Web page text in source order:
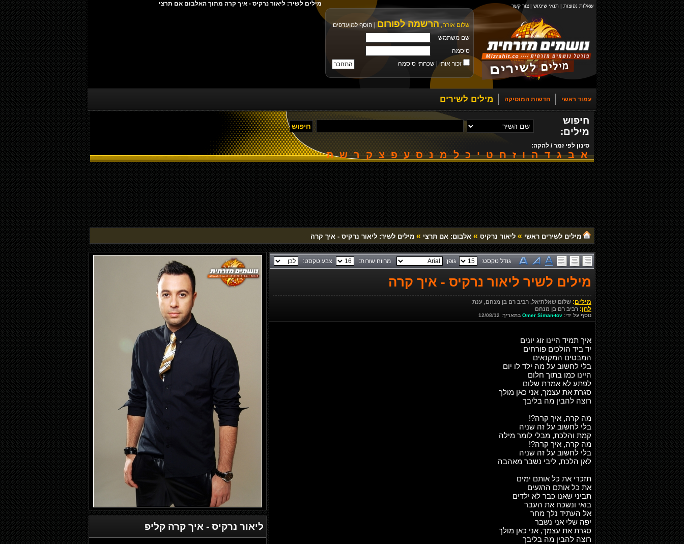
שאלות נפוצות | תנאי שימוש | צור קשר
שלום אורח, הרשמה לפורום
הוסף למועדפים
שם משתמש
סיסמה
זכור אותי |שכחתי סיסמה
מילים לשיר: ליאור נרקיס - איך קרה מתוך האלבום אם תרצי
עמוד ראשי חדשות המוסיקה מילים לשירים
חיפוש
מילים:
סינון לפי זמר / להקה:
א ב ג ד ה ו ז ח ט י כ ל מ נ ס ע פ צ ק ר ש ת
מילים לשירים ראשי » ליאור נרקיס » אלבום: אם תרצי » מילים לשיר: ליאור נרקיס - איך קרה
גודל טקסט: גופן: מרווח שורות: צבע טקסט:
מילים לשיר ליאור נרקיס - איך קרה
מילים: שלום שאלתיאל, רביב רם בן מנחם, ענת
לחן: רביב רם בן מנחם
נוסף על ידי: Omer Siman-tov בתאריך: 12/08/12
איך תמיד היינו זוג יונים
יד ביד הולכים פורחים
המבטים המקנאים
בלי לחשוב על מה ילד לו יום
היינו כמו בתוך חלום
לפתע לא אמרת שלום
סגרת את עצמך, אני כאן מולך
רוצה להבין מה בליבך
מה קרה, איך קרה?!
בלי לחשוב על זה שניה
קמת והלכת, מבלי לומר מילה
מה קרה, איך קרה?!
בלי לחשוב על זה שניה
לאן הלכת, ליבי נשבר מאהבה
תזכרי את כל אותם ימים
את כל אותם הרגעים
תביני שאנו כבר לא ילדים
בואי ונשכח את העבר
אל העתיד נלך מחר
יפה שלי אני נשבר
סגרת את עצמך, אני כאן מולך
רוצה להבין מה בליבך
ליאור נרקיס - איך קרה קליפ